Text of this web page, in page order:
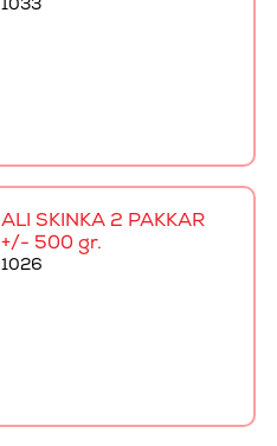
1033
ALI SKINKA 2 PAKKAR
+/- 500 gr.
1026